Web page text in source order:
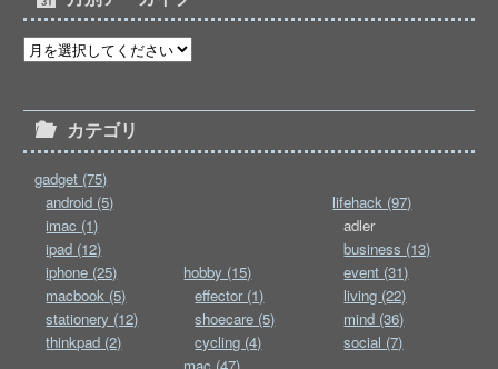
カテゴリ
gadget (75)
android (5)
imac (1)
ipad (12)
iphone (25)
macbook (5)
stationery (12)
thinkpad (2)
hobby (15)
effector (1)
shoecare (5)
cycling (4)
lifehack (97)
adler
business (13)
event (31)
living (22)
mind (36)
social (7)